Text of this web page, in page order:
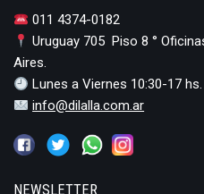
011 4374-0182
Uruguay 705 Piso 8 °
Aires.
Lunes a Viernes 10:30-17 hs.
info@dilalla.com.ar
NEWSLETTER